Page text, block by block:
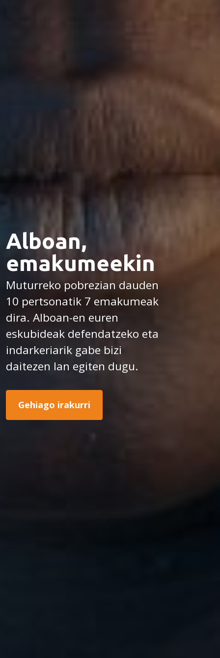
Alboan,
emakumeekin
Muturreko pobrezian dauden
10 pertsonatik 7 emakumeak
dira. Alboan-en euren
eskubideak defendatzeko eta
indarkeriarik gabe bizi
daitezen lan egiten dugu.
Gehiago irakurri